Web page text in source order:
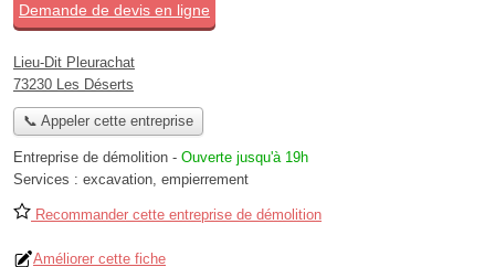
Demande de devis en ligne
Lieu-Dit Pleurachat
73230 Les Déserts
📞 Appeler cette entreprise
Entreprise de démolition - Ouverte jusqu'à 19h
Services : excavation, empierrement
Recommander cette entreprise de démolition
Améliorer cette fiche